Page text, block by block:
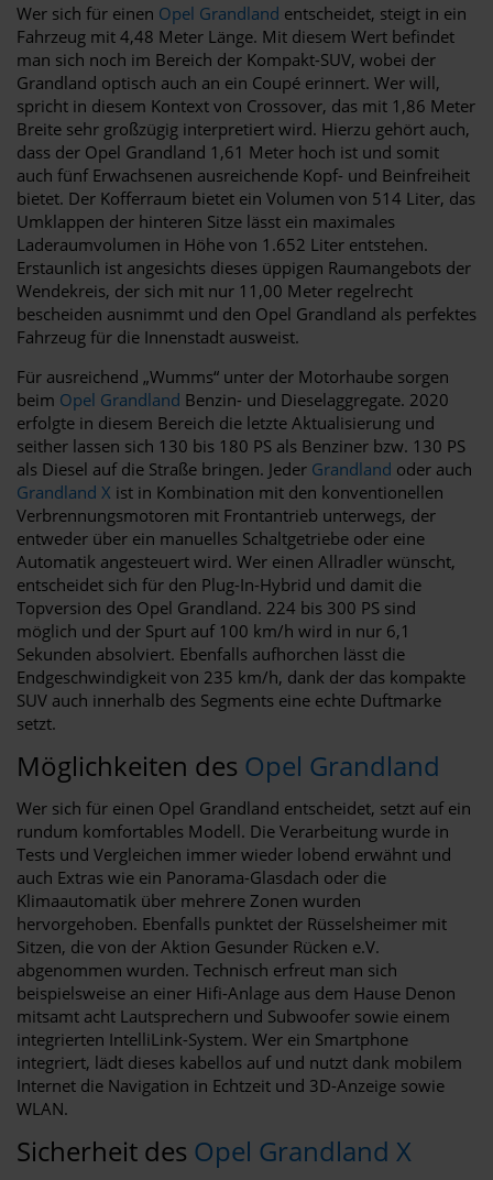
Wer sich für einen Opel Grandland entscheidet, steigt in ein
Fahrzeug mit 4,48 Meter Länge. Mit diesem Wert befindet
man sich noch im Bereich der Kompakt-SUV, wobei der
Grandland optisch auch an ein Coupé erinnert. Wer will,
spricht in diesem Kontext von Crossover, das mit 1,86 Meter
Breite sehr großzügig interpretiert wird. Hierzu gehört auch,
dass der Opel Grandland 1,61 Meter hoch ist und somit
auch fünf Erwachsenen ausreichende Kopf- und Beinfreiheit
bietet. Der Kofferraum bietet ein Volumen von 514 Liter, das
Umklappen der hinteren Sitze lässt ein maximales
Laderaumvolumen in Höhe von 1.652 Liter entstehen.
Erstaunlich ist angesichts dieses üppigen Raumangebots der
Wendekreis, der sich mit nur 11,00 Meter regelrecht
bescheiden ausnimmt und den Opel Grandland als perfektes
Fahrzeug für die Innenstadt ausweist.
Für ausreichend „Wumms“ unter der Motorhaube sorgen
beim Opel Grandland Benzin- und Dieselaggregate. 2020
erfolgte in diesem Bereich die letzte Aktualisierung und
seither lassen sich 130 bis 180 PS als Benziner bzw. 130 PS
als Diesel auf die Straße bringen. Jeder Grandland oder auch
Grandland X ist in Kombination mit den konventionellen
Verbrennungsmotoren mit Frontantrieb unterwegs, der
entweder über ein manuelles Schaltgetriebe oder eine
Automatik angesteuert wird. Wer einen Allradler wünscht,
entscheidet sich für den Plug-In-Hybrid und damit die
Topversion des Opel Grandland. 224 bis 300 PS sind
möglich und der Spurt auf 100 km/h wird in nur 6,1
Sekunden absolviert. Ebenfalls aufhorchen lässt die
Endgeschwindigkeit von 235 km/h, dank der das kompakte
SUV auch innerhalb des Segments eine echte Duftmarke
setzt.
Möglichkeiten des Opel Grandland
Wer sich für einen Opel Grandland entscheidet, setzt auf ein
rundum komfortables Modell. Die Verarbeitung wurde in
Tests und Vergleichen immer wieder lobend erwähnt und
auch Extras wie ein Panorama-Glasdach oder die
Klimaautomatik über mehrere Zonen wurden
hervorgehoben. Ebenfalls punktet der Rüsselsheimer mit
Sitzen, die von der Aktion Gesunder Rücken e.V.
abgenommen wurden. Technisch erfreut man sich
beispielsweise an einer Hifi-Anlage aus dem Hause Denon
mitsamt acht Lautsprechern und Subwoofer sowie einem
integrierten IntelliLink-System. Wer ein Smartphone
integriert, lädt dieses kabellos auf und nutzt dank mobilem
Internet die Navigation in Echtzeit und 3D-Anzeige sowie
WLAN.
Sicherheit des Opel Grandland X